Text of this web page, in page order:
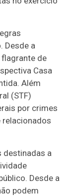
Desde a
de
Casa
Além
(STF)
por crimes
destinadas a
Desde a
podem